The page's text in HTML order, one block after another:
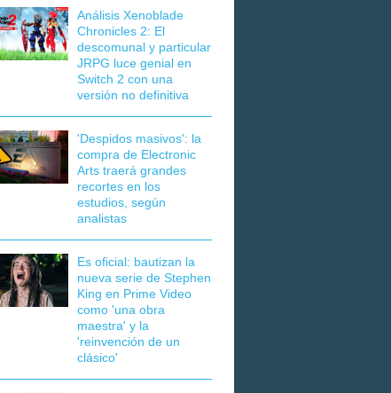
Análisis Xenoblade
Chronicles 2: El
descomunal y particular
JRPG luce genial en
Switch 2 con una
versión no definitiva
'Despidos masivos': la
compra de Electronic
Arts traerá grandes
recortes en los
estudios, según
analistas
Es oficial: bautizan la
nueva serie de Stephen
King en Prime Video
como 'una obra
maestra' y la
'reinvención de un
clásico'